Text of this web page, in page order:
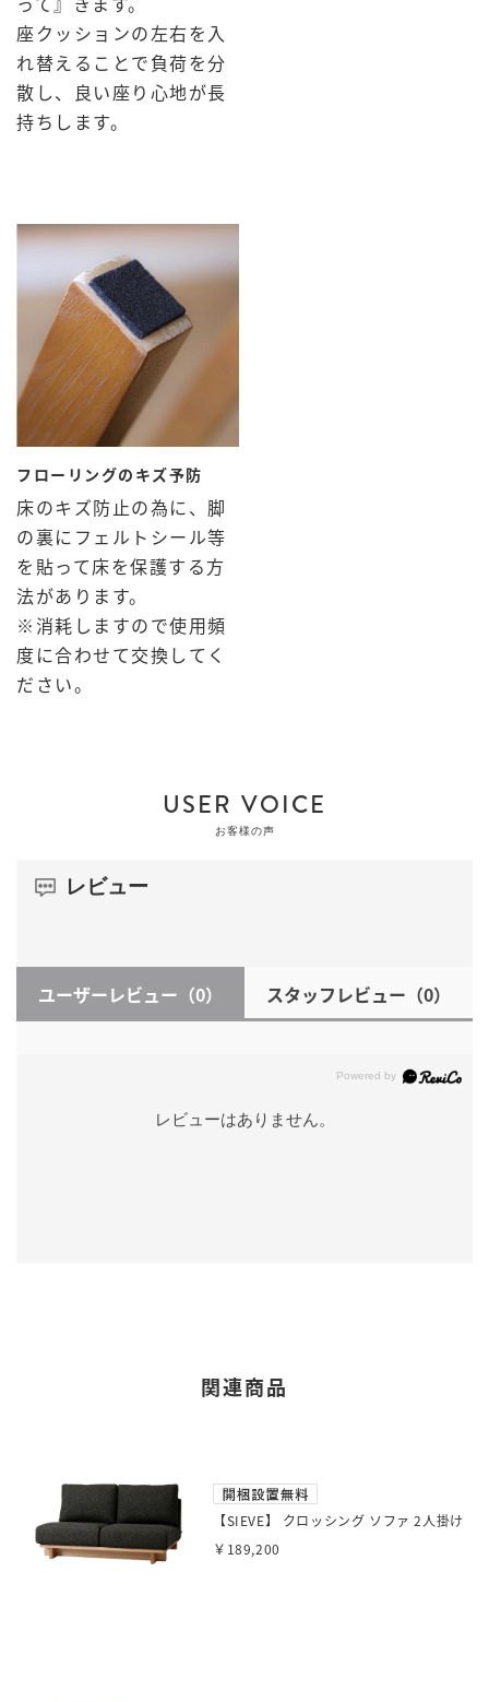
座クッションの左右を入
れ替えることで負荷を分
散し、良い座り心地が長
持ちします。
フローリングのキズ予防
床のキズ防止の為に、脚
の裏にフェルトシール等
を貼って床を保護する方
法があります。
※消耗しますので使用頻
度に合わせて交換してく
ださい。
USER VOICE
お客様の声
レビュー
ユーザーレビュー （0） スタッフレビュー （0）
レビューはありません。
関連商品
【SIEVE】 クロッシング ソファ 2人掛け
￥189,200